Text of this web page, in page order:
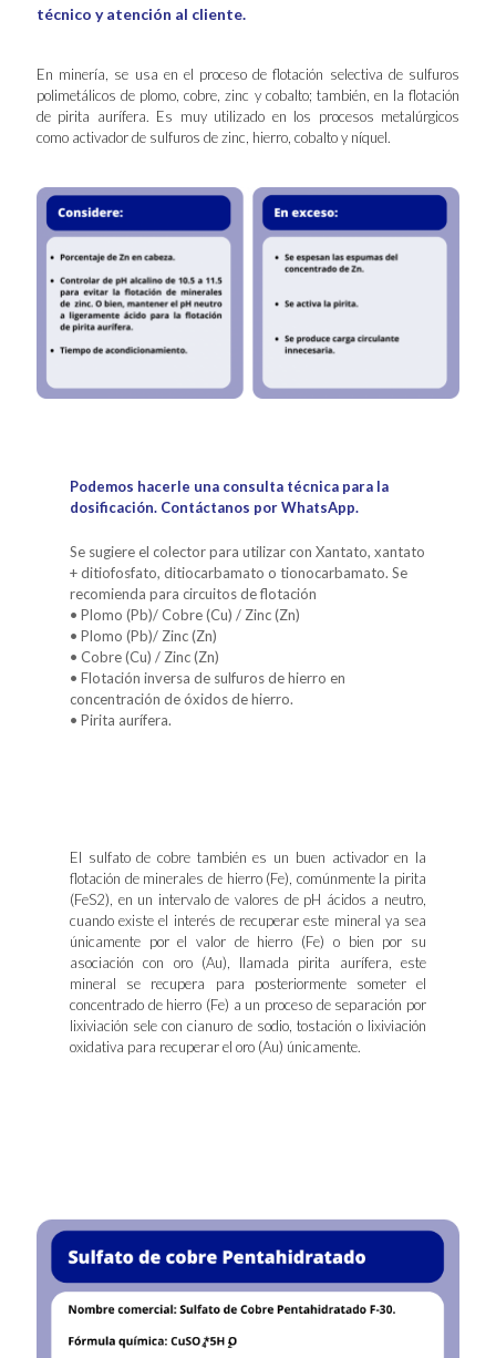
técnico y atención al cliente.
En minería, se usa en el proceso de flotación selectiva de sulfuros
polimetálicos de plomo, cobre, zinc y cobalto; también, en la flotación
de pirita aurífera. Es muy utilizado en los procesos metalúrgicos
como activador de sulfuros de zinc, hierro, cobalto y níquel.
Podemos hacerle una consulta técnica para la
dosificación. Contáctanos por WhatsApp.
Se sugiere el colector para utilizar con Xantato, xantato
+ ditiofosfato, ditiocarbamato o tionocarbamato. Se
recomienda para circuitos de flotación
• Plomo (Pb)/ Cobre (Cu) / Zinc (Zn)
• Plomo (Pb)/ Zinc (Zn)
• Cobre (Cu) / Zinc (Zn)
• Flotación inversa de sulfuros de hierro en
concentración de óxidos de hierro.
• Pirita aurífera.
El sulfato de cobre también es un buen activador en la
flotación de minerales de hierro (Fe), comúnmente la pirita
(FeS2), en un intervalo de valores de pH ácidos a neutro,
cuando existe el interés de recuperar este mineral ya sea
únicamente por el valor de hierro (Fe) o bien por su
asociación con oro (Au), llamada pirita aurífera, este
mineral se recupera para posteriormente someter el
concentrado de hierro (Fe) a un proceso de separación por
lixiviación sele con cianuro de sodio, tostación o lixiviación
oxidativa para recuperar el oro (Au) únicamente.